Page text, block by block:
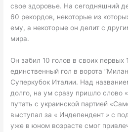
свое здоровье. На сегодняшний
60 рекордов, некоторые из
ему, а некоторые он делит с
мира.
Он забил 10 голов в своих первых
единственный гол в ворота
Суперкубок Италии. Над
долго, на ум сразу пришло слово
путать с украинской партией
выступал за « Индепендент » с
уже в юном возрасте смог